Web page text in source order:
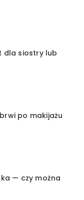
dla siostry lub
po makijażu
— czy można